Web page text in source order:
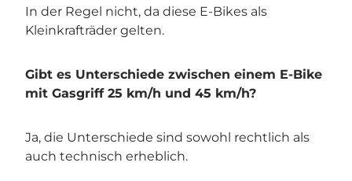
In der Regel nicht, da diese E-Bikes als
Kleinkrafträder gelten.
Gibt es Unterschiede zwischen einem E-Bike
mit Gasgriff 25 km/h und 45 km/h?
Ja, die Unterschiede sind sowohl rechtlich als
auch technisch erheblich.